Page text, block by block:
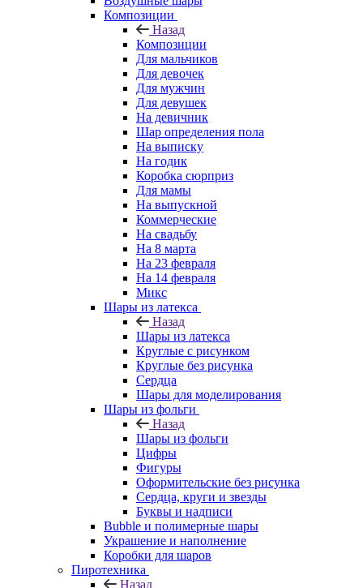
Композиции
Назад
Композиции
Для мальчиков
Для девочек
Для мужчин
Для девушек
На девичник
Шар определения пола
На выписку
На годик
Коробка сюрприз
Для мамы
На выпускной
Коммерческие
На свадьбу
На 8 марта
На 23 февраля
На 14 февраля
Микс
Шары из латекса
Назад
Шары из латекса
Круглые с рисунком
Круглые без рисунка
Сердца
Шары для моделирования
Шары из фольги
Назад
Шары из фольги
Цифры
Фигуры
Оформительские без рисунка
Сердца, круги и звезды
Буквы и надписи
Bubble и полимерные шары
Украшение и наполнение
Коробки для шаров
Пиротехника
Назад